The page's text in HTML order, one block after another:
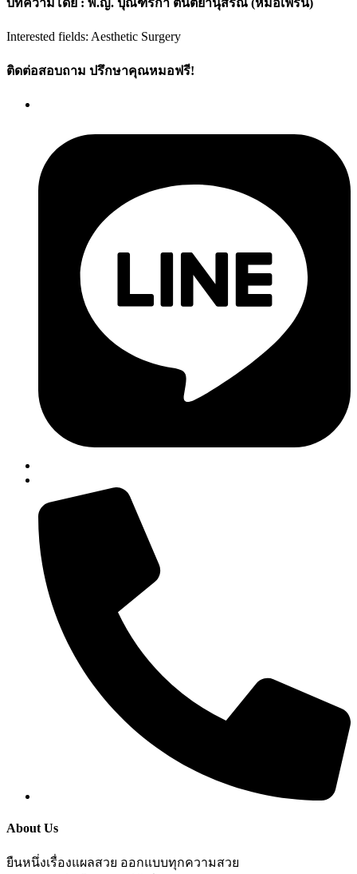
Interested fields: Aesthetic Surgery
ติดต่อสอบถาม ปรึกษาคุณหมอฟรี!
About Us
ยืนหนึ่งเรื่องแผลสวย ออกแบบทุกความสวย